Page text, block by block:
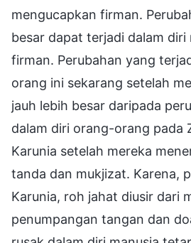
mengucapkan firman.
besar dapat terjadi dalam diri
firman. Perubahan yang
orang ini sekarang setelah
jauh lebih besar daripada
dalam diri orang-orang pada
Karunia setelah mereka
tanda dan mukjizat. Karena,
Karunia, roh jahat diusir dari
penumpangan tangan dan